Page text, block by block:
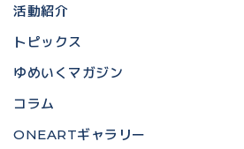
活動紹介
トピックス
ゆめいくマガジン
コラム
ONEARTギャラリー